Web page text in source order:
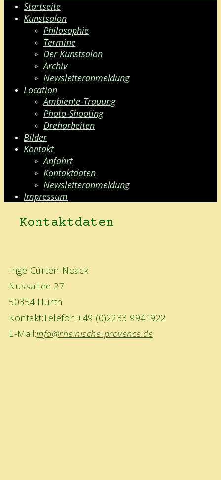
Startseite
Kunstsalon
Philosophie
Termine
Der Kunstsalon
Archiv
Newsletteranmeldung
Location
Ambiente-Trauung
Photo-Shooting
Dreharbeiten
Bilder
Kontakt
Anfahrt
Kontaktdaten
Newsletteranmeldung
Impressum
Kontaktdaten
Inge Cürten-Noack
Nussallee 27
50354 Hürth
Kontakt:Telefon:+49 (0)2233 9941922
E-Mail:info@rheinische-provence.de